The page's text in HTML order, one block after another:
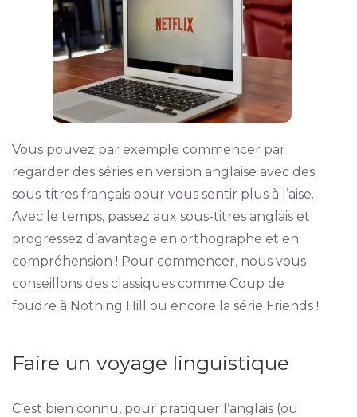
Vous pouvez par exemple commencer par
regarder des séries en version anglaise avec des
sous-titres français pour vous sentir plus à l’aise.
Avec le temps, passez aux sous-titres anglais et
progressez d’avantage en orthographe et en
compréhension ! Pour commencer, nous vous
conseillons des classiques comme Coup de
foudre à Nothing Hill ou encore la série Friends !
Faire un voyage linguistique
C’est bien connu, pour pratiquer l’anglais (ou